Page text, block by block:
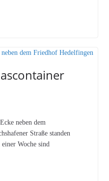
neben dem
Straße standen
Woche sind